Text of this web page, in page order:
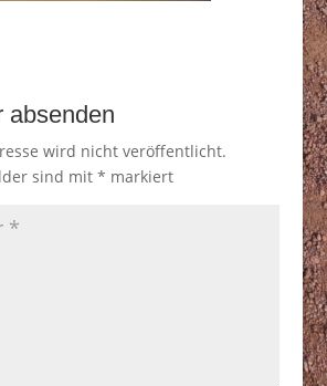
absenden
wird nicht veröffentlicht.
sind mit * markiert